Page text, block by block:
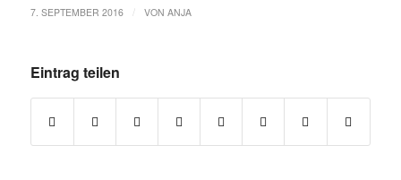
7. SEPTEMBER 2016 VON ANJA
Eintrag teilen